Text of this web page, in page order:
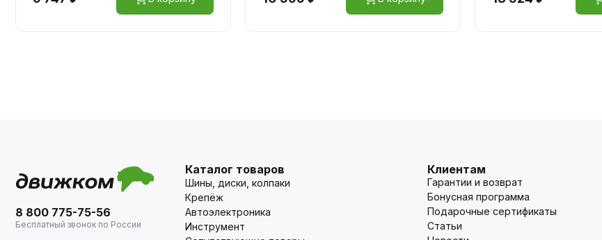
8 800 775-75-56
Бесплатный звонок по России
Каталог товаров
Шины, диски, колпаки
Крепёж
Автоэлектроника
Инструмент
Клиентам
Гарантии и возврат
Бонусная программа
Подарочные сертификаты
Статьи